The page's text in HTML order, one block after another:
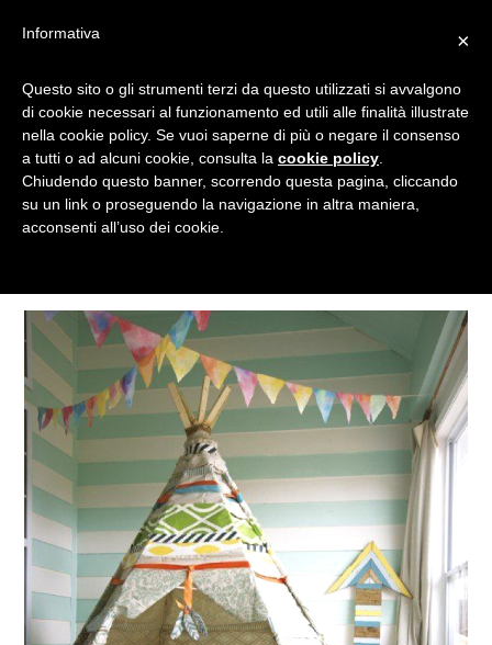
TENDA PER GLI INDIANI
Tagged
×
Informativa
Questo sito o gli strumenti terzi da questo utilizzati si avvalgono
di cookie necessari al funzionamento ed utili alle finalità illustrate
nella cookie policy. Se vuoi saperne di più o negare il consenso
a tutti o ad alcuni cookie, consulta la cookie policy
Chiudendo questo banner, scorrendo questa pagina, cliccando
su un link o proseguendo la navigazione in altra maniera,
acconsenti all’uso dei cookie.